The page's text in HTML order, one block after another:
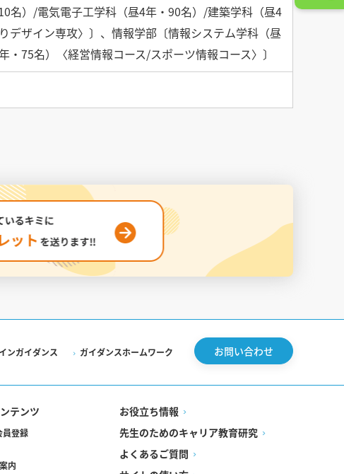
名）/電気電子工学科（昼4年・90名）/建築学科（昼4
ザイン専攻〉〕、情報学部〔情報システム学科（昼
75名）〈経営情報コース/スポーツ情報コース〉〕
ンガイダンス ガイダンスホームワーク お問い合わせ
テンツ
員登録
内
お役立ち情報
先生のためのキャリア教育研究
よくあるご質問